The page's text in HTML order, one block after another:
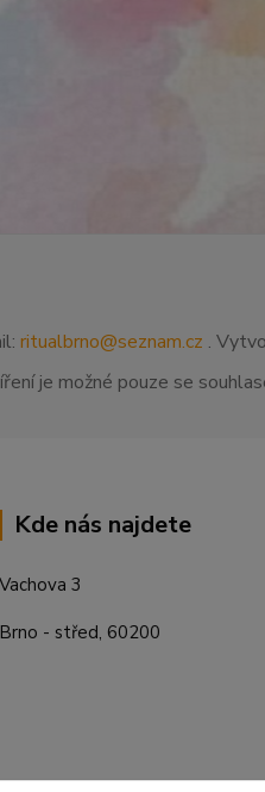
ritualbrno@seznam.cz .
je možné pouze se
Kde nás najdete
Vachova 3
Brno - střed, 60200